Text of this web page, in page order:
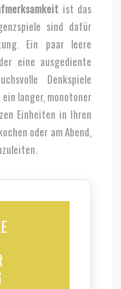
ist das
sind dafür
Ein paar leere
eine ausgediente
Denkspiele
langer, monotoner
Einheiten in Ihren
oder am Abend,